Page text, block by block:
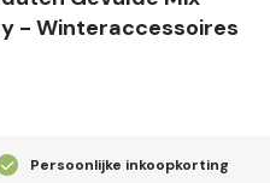
- Winteraccessoires
Persoonlijke inkoopkorting